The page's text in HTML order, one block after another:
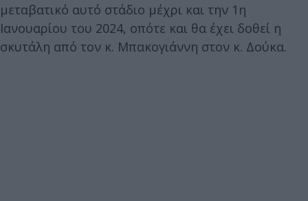
μεταβατικό αυτό στάδιο μέχρι και την 1η
Ιανουαρίου του 2024, οπότε και θα έχει δοθεί η
σκυτάλη από τον κ. Μπακογιάννη στον κ. Δούκα.